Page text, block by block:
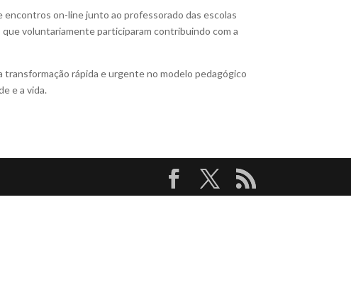
encontros on-line junto ao professorado das escolas
voluntariamente participaram contribuindo com a
rápida e urgente no modelo pedagógico
e a vida.